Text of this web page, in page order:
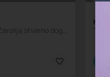
Magic Land – gde se dečija čarolija stvarno događa!
Kežual